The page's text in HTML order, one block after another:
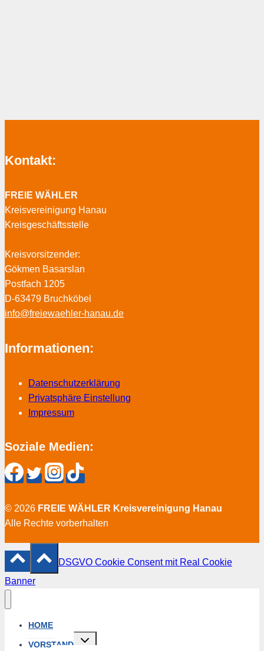
Kontakt:
FREIE WÄHLER
Kreisvereinigung Hanau
Kreisgeschäftsstelle
Kreisvorsitzender:
Gökmen Basarslan
Postfach 1205
D-63479 Bruchköbel
info@freiewaehler-hanau.de
Informationen:
Datenschutzerklärung
Privatsphäre Einstellung
Impressum
Soziale Medien:
© 2026 FREIE WÄHLER Kreisvereinigung Hanau
Alle Rechte vorberhalten
DSGVO Cookie Consent mit Real Cookie
Banner
HOME
VORSTAND
Untermenü
erweitern